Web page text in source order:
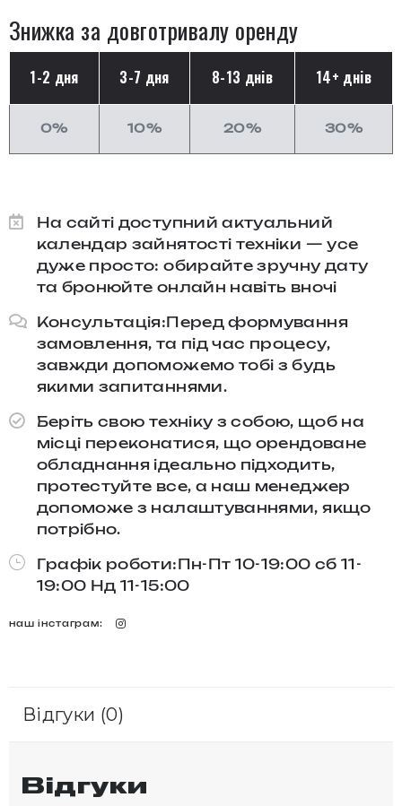
Знижка за довготривалу оренду
1-2 дня 3-7 дня 8-13 днів 14+ днів
0% 10% 20% 30%
На сайті доступний актуальний
календар зайнятості техніки — усе
дуже просто: обирайте зручну дату
та бронюйте онлайн навіть вночі
Консультація:Перед формування
замовлення, та під час процесу,
завжди допоможемо тобі з будь
якими запитаннями.​
Беріть свою техніку з собою, щоб на
місці переконатися, що орендоване
обладнання ідеально підходить,
протестуйте все, а наш менеджер
допоможе з налаштуваннями, якщо
потрібно.
Графік роботи:Пн-Пт 10-19:00 сб 11-
19:00 Нд 11-15:00
наш інстаграм:
Відгуки (0)
Відгуки